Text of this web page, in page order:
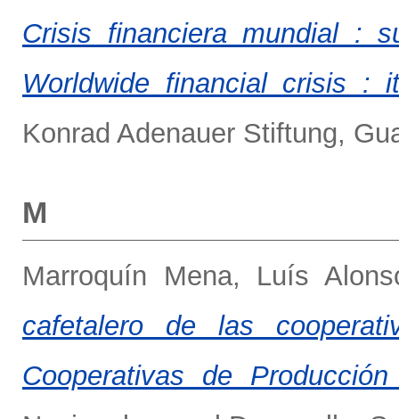
Crisis financiera mundial :
Worldwide financial crisis :
Konrad Adenauer Stiftung,
M
Marroquín Mena, Luís
cafetalero de las
Cooperativas de